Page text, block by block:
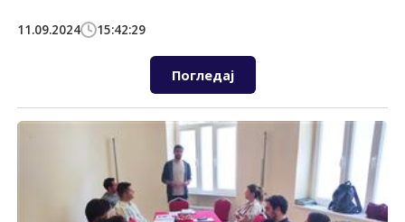
11.09.2024 15:42:29
Погледај